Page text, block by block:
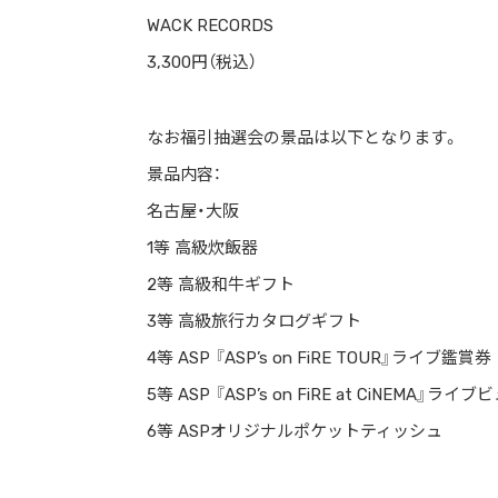
WACK RECORDS
3,300円（税込）
なお福引抽選会の景品は以下となります。
景品内容：
名古屋・大阪
1等 高級炊飯器
2等 高級和牛ギフト
3等 高級旅行カタログギフト
4等 ASP 『ASP’s on FiRE TOUR』ライブ鑑賞券
5等 ASP 『ASP’s on FiRE at CiNEMA』ライブ
6等 ASPオリジナルポケットティッシュ